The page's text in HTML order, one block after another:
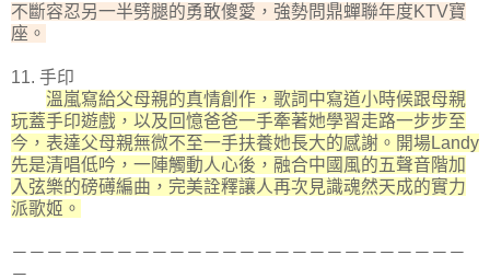
不斷容忍另一半劈腿的勇敢傻愛，強勢問鼎蟬聯年度KTV寶
座。
11. 手印
溫嵐寫給父母親的真情創作，歌詞中寫道小時候跟母親
玩蓋手印遊戲，以及回憶爸爸一手牽著她學習走路一步步至
今，表達父母親無微不至一手扶養她長大的感謝。開場Landy
先是清唱低吟，一陣觸動人心後，融合中國風的五聲音階加
入弦樂的磅礡編曲，完美詮釋讓人再次見識魂然天成的實力
派歌姬。
－－－－－－－－－－－－－－－－－－－－－－－－－－
－